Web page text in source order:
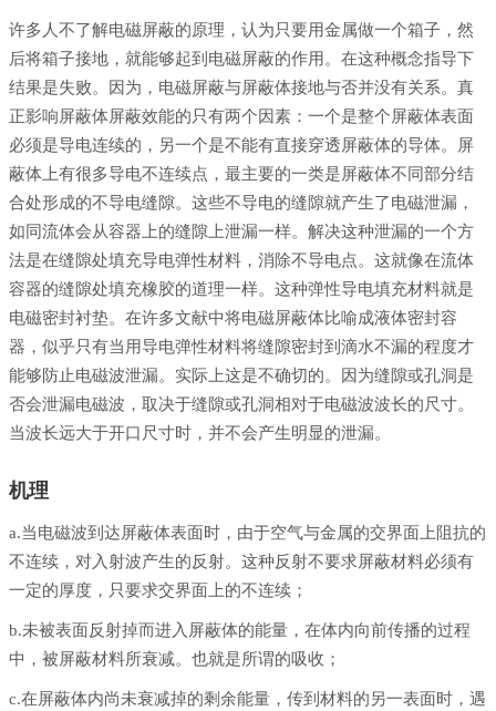
许多人不了解电磁屏蔽的原理，认为只要用金属做一个箱子，然
后将箱子接地，就能够起到电磁屏蔽的作用。在这种概念指导下
结果是失败。因为，电磁屏蔽与屏蔽体接地与否并没有关系。真
正影响屏蔽体屏蔽效能的只有两个因素：一个是整个屏蔽体表面
必须是导电连续的，另一个是不能有直接穿透屏蔽体的导体。屏
蔽体上有很多导电不连续点，最主要的一类是屏蔽体不同部分结
合处形成的不导电缝隙。这些不导电的缝隙就产生了电磁泄漏，
如同流体会从容器上的缝隙上泄漏一样。解决这种泄漏的一个方
法是在缝隙处填充导电弹性材料，消除不导电点。这就像在流体
容器的缝隙处填充橡胶的道理一样。这种弹性导电填充材料就是
电磁密封衬垫。在许多文献中将电磁屏蔽体比喻成液体密封容
器，似乎只有当用导电弹性材料将缝隙密封到滴水不漏的程度才
能够防止电磁波泄漏。实际上这是不确切的。因为缝隙或孔洞是
否会泄漏电磁波，取决于缝隙或孔洞相对于电磁波波长的尺寸。
当波长远大于开口尺寸时，并不会产生明显的泄漏。
机理
a.当电磁波到达屏蔽体表面时，由于空气与金属的交界面上阻抗的
不连续，对入射波产生的反射。这种反射不要求屏蔽材料必须有
一定的厚度，只要求交界面上的不连续；
b.未被表面反射掉而进入屏蔽体的能量，在体内向前传播的过程
中，被屏蔽材料所衰减。也就是所谓的吸收；
c.在屏蔽体内尚未衰减掉的剩余能量，传到材料的另一表面时，遇